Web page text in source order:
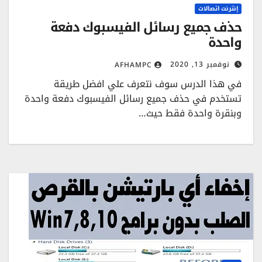
إنترنت اتصالات
حذف جميع رسائل الفيسبوك دفعة
واحدة
نوفمبر 13, 2020 AFHAMPC
في هذا الدرس سوف نتعرف علي افضل طريقة
تستخدم في حذف جميع رسائل الفيسبوك دفعة واحدة
وبنقرة واحدة فقط حيث…